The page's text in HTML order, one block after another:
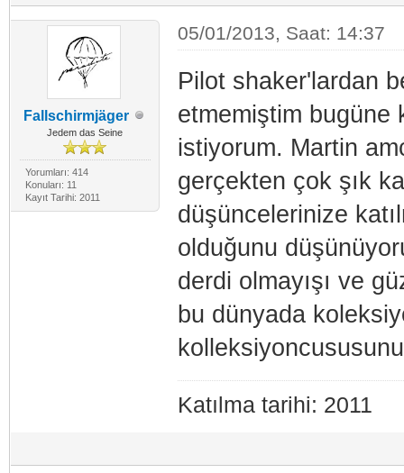
Fallschirmjäger
Jedem das Seine
Yorumları: 414
Konuları: 11
Kayıt Tarihi: 2011
05/01/2013, Saat: 14:37
Pilot shaker'lardan
etmemiştim bugüne
istiyorum. Martin
gerçekten çok şık
düşüncelerinize
olduğunu
derdi olmayışı ve
bu dünyada
Katılma tarihi: 2011